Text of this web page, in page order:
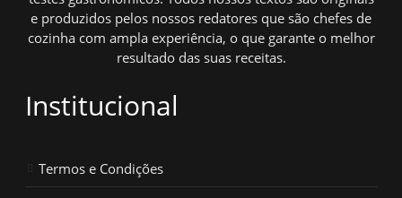
e produzidos pelos nossos redatores que são chefes de
cozinha com ampla experiência, o que garante o melhor
resultado das suas receitas.
Institucional
Termos e Condições